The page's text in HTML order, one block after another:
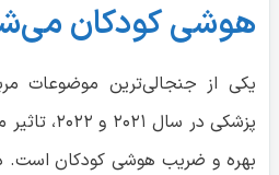
هوشی کودکان
یکی از جنجالی‌ترین موضوعات
پزشکی در
بهره و ضریب هوشی کودکان است.